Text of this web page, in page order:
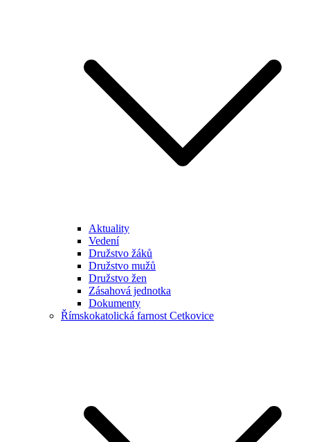
Aktuality
Vedení
Družstvo žáků
Družstvo mužů
Družstvo žen
Zásahová jednotka
Dokumenty
Římskokatolická farnost Cetkovice